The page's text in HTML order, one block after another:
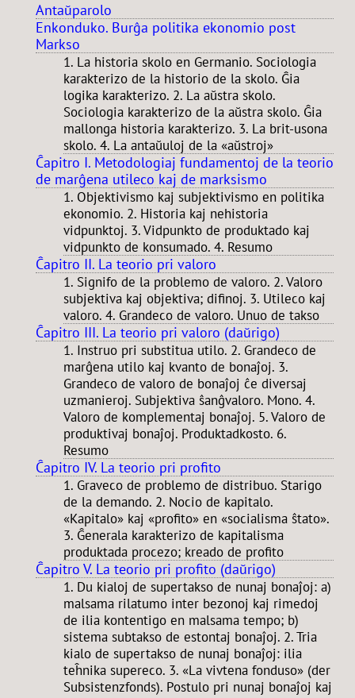
Antaŭparolo
Enkonduko. Burĝa politika ekonomio post
Markso
1. La historia skolo en Germanio. Sociologia
karakterizo de la historio de la skolo. Ĝia
logika karakterizo. 2. La aŭstra skolo.
Sociologia karakterizo de la aŭstra skolo. Ĝia
mallonga historia karakterizo. 3. La brit-usona
skolo. 4. La antaŭuloj de la «aŭstroj»
Ĉapitro I. Metodologiaj fundamentoj de la teorio
de marĝena utileco kaj de marksismo
1. Objektivismo kaj subjektivismo en politika
ekonomio. 2. Historia kaj nehistoria
vidpunktoj. 3. Vidpunkto de produktado kaj
vidpunkto de konsumado. 4. Resumo
Ĉapitro II. La teorio pri valoro
1. Signifo de la problemo de valoro. 2. Valoro
subjektiva kaj objektiva; difinoj. 3. Utileco kaj
valoro. 4. Grandeco de valoro. Unuo de takso
Ĉapitro III. La teorio pri valoro (daŭrigo)
1. Instruo pri substitua utilo. 2. Grandeco de
marĝena utilo kaj kvanto de bonaĵoj. 3.
Grandeco de valoro de bonaĵoj ĉe diversaj
uzmanieroj. Subjektiva ŝanĝvaloro. Mono. 4.
Valoro de komplementaj bonaĵoj. 5. Valoro de
produktivaj bonaĵoj. Produktadkosto. 6.
Resumo
Ĉapitro IV. La teorio pri profito
1. Graveco de problemo de distribuo. Starigo
de la demando. 2. Nocio de kapitalo.
«Kapitalo» kaj «profito» en «socialisma ŝtato».
3. Ĝenerala karakterizo de kapitalisma
produktada procezo; kreado de profito
Ĉapitro V. La teorio pri profito (daŭrigo)
1. Du kialoj de supertakso de nunaj bonaĵoj: a)
malsama rilatumo inter bezonoj kaj rimedoj
de ilia kontentigo en malsama tempo; b)
sistema subtakso de estontaj bonaĵoj. 2. Tria
kialo de supertakso de nunaj bonaĵoj: ilia
teĥnika supereco. 3. «La vivtena fonduso» (der
Subsistenzfonds). Postulo pri nunaj bonaĵoj kaj